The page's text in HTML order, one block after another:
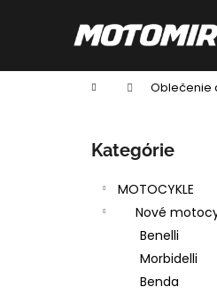
Domov Oblečenie
Preskočiť
kategórie
Kategórie
MOTOCYKLE
Nové
Benelli
Morbidelli
Benda
í
Späť
do
Späť
do